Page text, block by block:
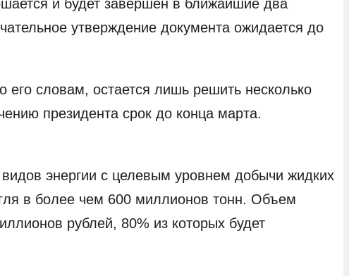
и будет завершён в ближайшие два
утверждение документа ожидается до
словам, остается лишь решить несколько
президента срок до конца марта.
энергии с целевым уровнем добычи жидких
в более чем 600 миллионов тонн. Объем
рублей, 80% из которых будет